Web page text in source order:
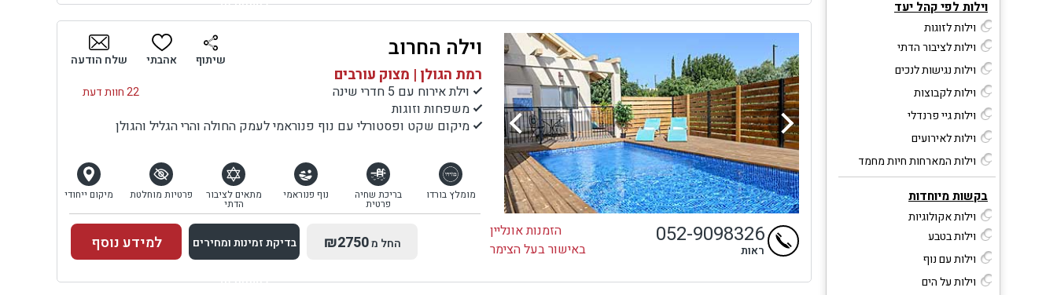
וילות לפי קהל יעד
וילות לזוגות
וילות לציבור הדתי
וילות נגישות לנכים
וילות לקבוצות
וילות גיי פרנדלי
וילות לאירועים
וילות המארחות חיות מחמד
בקשות מיוחדות
וילות אקולוגיות
וילות בטבע
וילות עם נוף
וילות על הים
למתחם זה
בדיקת זמינות ומחירים וילה החרוב
רמת הגולן | מצוק עורבים
22 חוות דעת
וילת אירוח עם 5 חדרי שינה
משפחות וזוגות
מיקום שקט ופסטורלי עם נוף פנוראמי לעמק החולה והרי הגליל והגולן
שיתוף אהבתי שלח הודעה
מומלץ בורדו בריכת שחיה
פרטית
נוף פנוראמי מתאים לציבור
הדתי
פרטיות מוחלטת מיקום ייחודי
הזמנות אונליין
באישור בעל הצימר
052-9098326
ראות החל מ₪2750 בדיקת זמינות ומחירים
למתחם זה
למידע נוסף